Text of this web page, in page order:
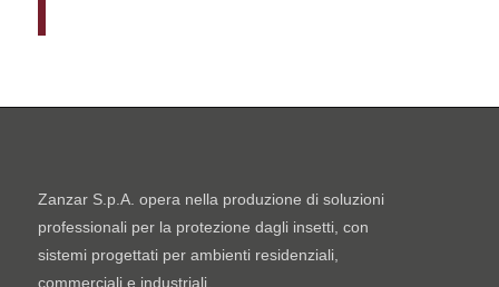
Zanzar S.p.A. opera nella produzione di soluzioni
professionali per la protezione dagli insetti, con
sistemi progettati per ambienti residenziali,
commerciali e industriali.